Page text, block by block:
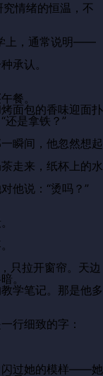
情绪的恒温，不
上，通常说明——
承认。
餐。
面包的香味迎面扑
还是拿铁？”
瞬间，他忽然想起
走来，纸杯上的水
他说：“烫吗？”
只拉开窗帘。天边
。
学笔记。那是他多
行细致的字：
闪过她的模样——她